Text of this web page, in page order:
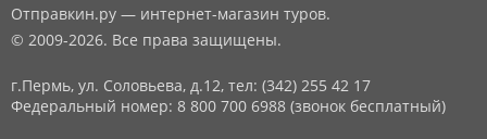
Отправкин.ру — интернет-магазин туров.
© 2009-2026. Все права защищены.
г.Пермь, ул. Соловьева, д.12, тел: (342) 255 42 17
Федеральный номер: 8 800 700 6988 (звонок бесплатный)